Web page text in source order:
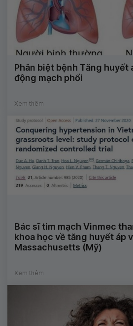
Phân biệt bệnh Tăng huyết
động mạch phổi
Xem thêm
Bác sĩ tim mạch Vinmec
khoa học về tăng huyết áp
Massachusetts (Mỹ)
Xem thêm